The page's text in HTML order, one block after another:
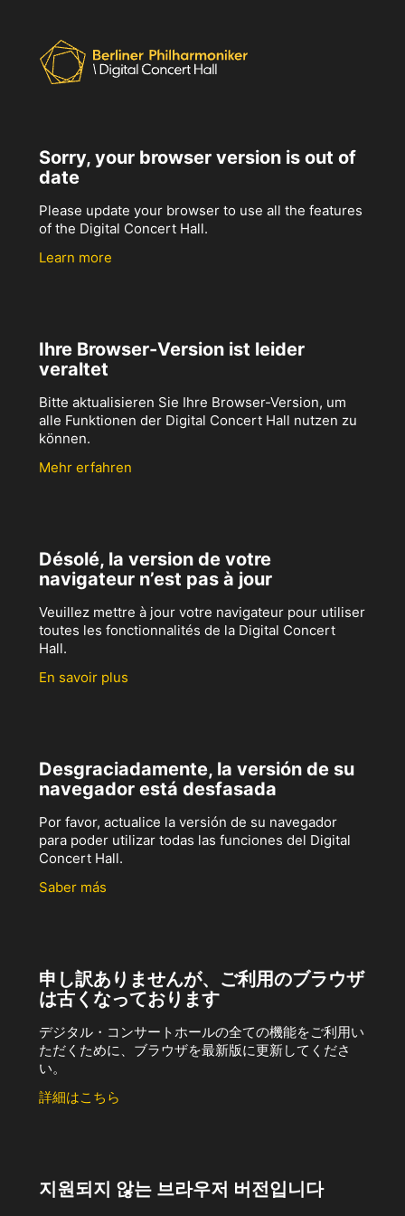
Sorry, your browser version is out of
date
Please update your browser to use all the features
of the Digital Concert Hall.
Learn more
Ihre Browser-Version ist leider
veraltet
Bitte aktualisieren Sie Ihre Browser-Version, um
alle Funktionen der Digital Concert Hall nutzen zu
können.
Mehr erfahren
Désolé, la version de votre
navigateur n’est pas à jour
Veuillez mettre à jour votre navigateur pour utiliser
toutes les fonctionnalités de la Digital Concert
Hall.
En savoir plus
Desgraciadamente, la versión de su
navegador está desfasada
Por favor, actualice la versión de su navegador
para poder utilizar todas las funciones del Digital
Concert Hall.
Saber más
申し訳ありませんが、ご利用のブラウザ
は古くなっております
デジタル・コンサートホールの全ての機能をご利用い
ただくために、ブラウザを最新版に更新してくださ
い。
詳細はこちら
지원되지 않는 브라우저 버전입니다